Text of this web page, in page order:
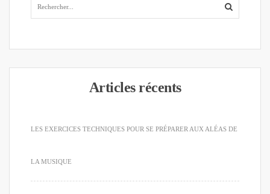
Articles récents
LES EXERCICES TECHNIQUES POUR SE PRÉPARER AUX ALÉAS DE
LA MUSIQUE